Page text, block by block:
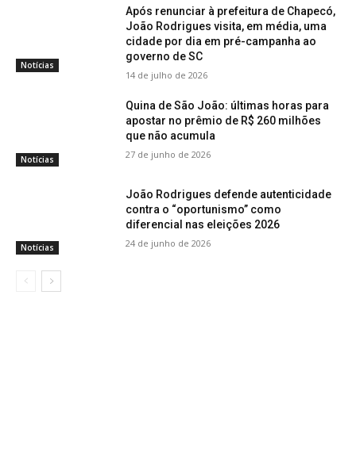
Notícias
Após renunciar à prefeitura de Chapecó,
João Rodrigues visita, em média, uma
cidade por dia em pré-campanha ao
governo de SC
14 de julho de 2026
Notícias
Quina de São João: últimas horas para
apostar no prêmio de R$ 260 milhões
que não acumula
27 de junho de 2026
Notícias
João Rodrigues defende autenticidade
contra o “oportunismo” como
diferencial nas eleições 2026
24 de junho de 2026